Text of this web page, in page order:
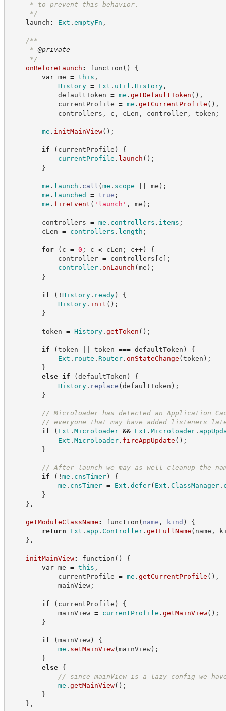
* to prevent this behavior.
*/
launch : Ext . emptyFn ,
/**
* @private
*/
onBeforeLaunch : function ( )
{
var me = this ,
History = Ext . util . History,
defaultToken = me . getDefaultToken ( ) ,
currentProfile = me . getCurrentProfile ( ) ,
controllers , c , cLen , controller, token ;
me . initMainView( ) ;
if ( currentProfile )
{
currentProfile . launch ( ) ;
}
me . launch . call (me . scope me ) ;
me . launched = true ;
me . fireEvent ( ' launch ' , me ) ;
controllers = me . controllers . items ;
cLen = controllers . length ;
for ( c = 0 ; c < cLen ; c++)
{
controller = controllers [ c ] ;
controller. onLaunch (me ) ;
}
if ( ! History. ready)
{
History. init ( ) ;
}
token = History. getToken ( ) ;
if (token token === defaultToken )
{
Ext . route . Router. onStateChange (token ) ;
}
else
if (defaultToken )
{
History. replace (defaultToken ) ;
}
// Microloader has detected an Application
// everyone that may have added listeners
if
( Ext . Microloader && Ext . Microloader.
Ext . Microloader. fireAppUpdate ( ) ;
}
// After launch we may as well cleanup the
if
( ! me . cnsTimer)
{
me . cnsTimer = Ext . defer( Ext . ClassManager.
}
} ,
getModuleClassName : function ( name , kind )
{
return
Ext . app . Controller. getFullName ( name ,
} ,
initMainView: function ( )
{
var me = this ,
currentProfile = me . getCurrentProfile ( ) ,
mainView;
if ( currentProfile )
{
mainView = currentProfile . getMainView( ) ;
}
if (mainView)
{
me . setMainView(mainView) ;
}
else
{
// since mainView is a lazy config we
me . getMainView( ) ;
}
} ,